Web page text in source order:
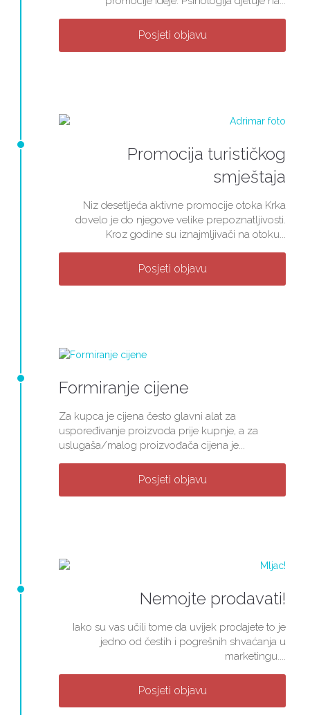
Posjeti objavu
Promocija turističkog
smještaja
Niz desetljeća aktivne promocije otoka Krka
dovelo je do njegove velike prepoznatljivosti.
Kroz godine su iznajmljivači na otoku...
Posjeti objavu
Formiranje cijene
Za kupca je cijena često glavni alat za
uspoređivanje proizvoda prije kupnje, a za
uslugaša/malog proizvođača cijena je...
Posjeti objavu
Nemojte prodavati!
Iako su vas učili tome da uvijek prodajete to je
jedno od čestih i pogrešnih shvaćanja u
marketingu....
Posjeti objavu